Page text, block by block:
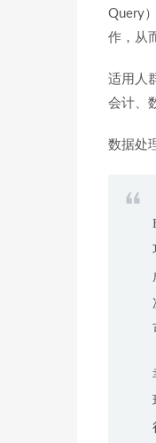
Query
作，从
适用人
会计、
数据处